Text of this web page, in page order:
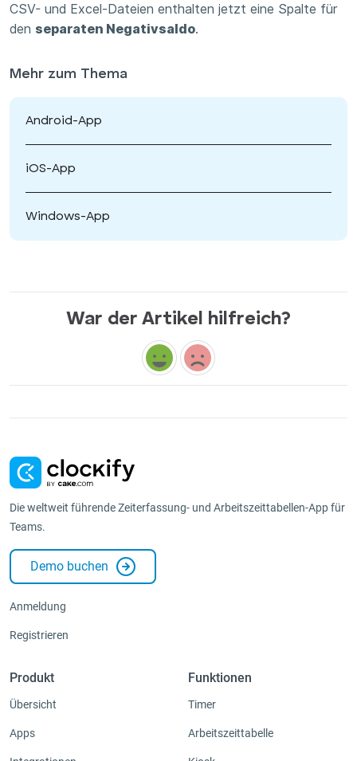
CSV- und Excel-Dateien enthalten jetzt eine Spalte für
den separaten Negativsaldo.
Mehr zum Thema
Android-App
iOS-App
Windows-App
War der Artikel hilfreich?
Die weltweit führende Zeiterfassung- und Arbeitszeittabellen-App für
Teams.
Demo buchen
Anmeldung
Registrieren
Produkt
Übersicht
Apps
Funktionen
Timer
Arbeitszeittabelle